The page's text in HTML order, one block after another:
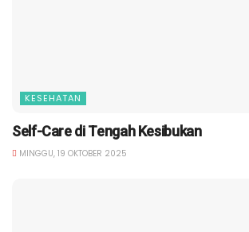
KESEHATAN
Self-Care di Tengah Kesibukan
MINGGU, 19 OKTOBER 2025